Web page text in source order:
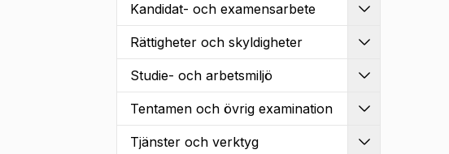
Kandidat- och examensarbete
Rättigheter och skyldigheter
Studie- och arbetsmiljö
Tentamen och övrig examination
Tjänster och verktyg